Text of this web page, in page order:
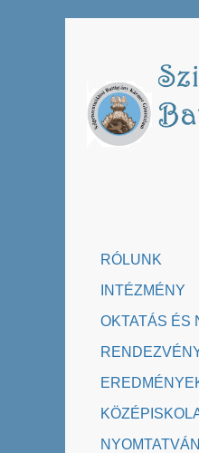
RÓLUNK
INTÉZMÉNY
OKTATÁS ÉS